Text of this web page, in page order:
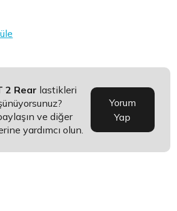
2 Rear lastikleri
ve diğer
yardımcı olun.
Yorum
Yap